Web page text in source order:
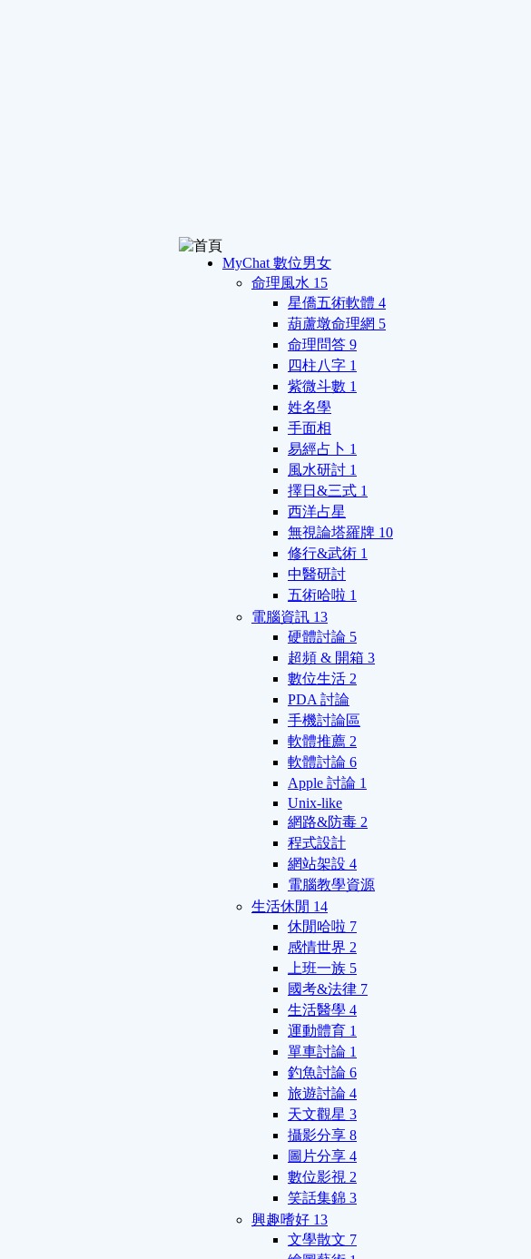
MyChat 數位男女
命理風水 15
星僑五術軟體 4
葫蘆墩命理網 5
命理問答 9
四柱八字 1
紫微斗數 1
姓名學
手面相
易經占卜 1
風水研討 1
擇日&三式 1
西洋占星
無視論塔羅牌 10
修行&武術 1
中醫研討
五術哈啦 1
電腦資訊 13
硬體討論 5
超頻 & 開箱 3
數位生活 2
PDA 討論
手機討論區
軟體推薦 2
軟體討論 6
Apple 討論 1
Unix-like
網路&防毒 2
程式設計
網站架設 4
電腦教學資源
生活休閒 14
休閒哈啦 7
感情世界 2
上班一族 5
國考&法律 7
生活醫學 4
運動體育 1
單車討論 1
釣魚討論 6
旅遊討論 4
天文觀星 3
攝影分享 8
圖片分享 4
數位影視 2
笑話集錦 3
興趣嗜好 13
文學散文 7